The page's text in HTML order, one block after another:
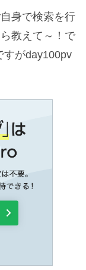
身で検索を行
教えて～！で
すがday100pv